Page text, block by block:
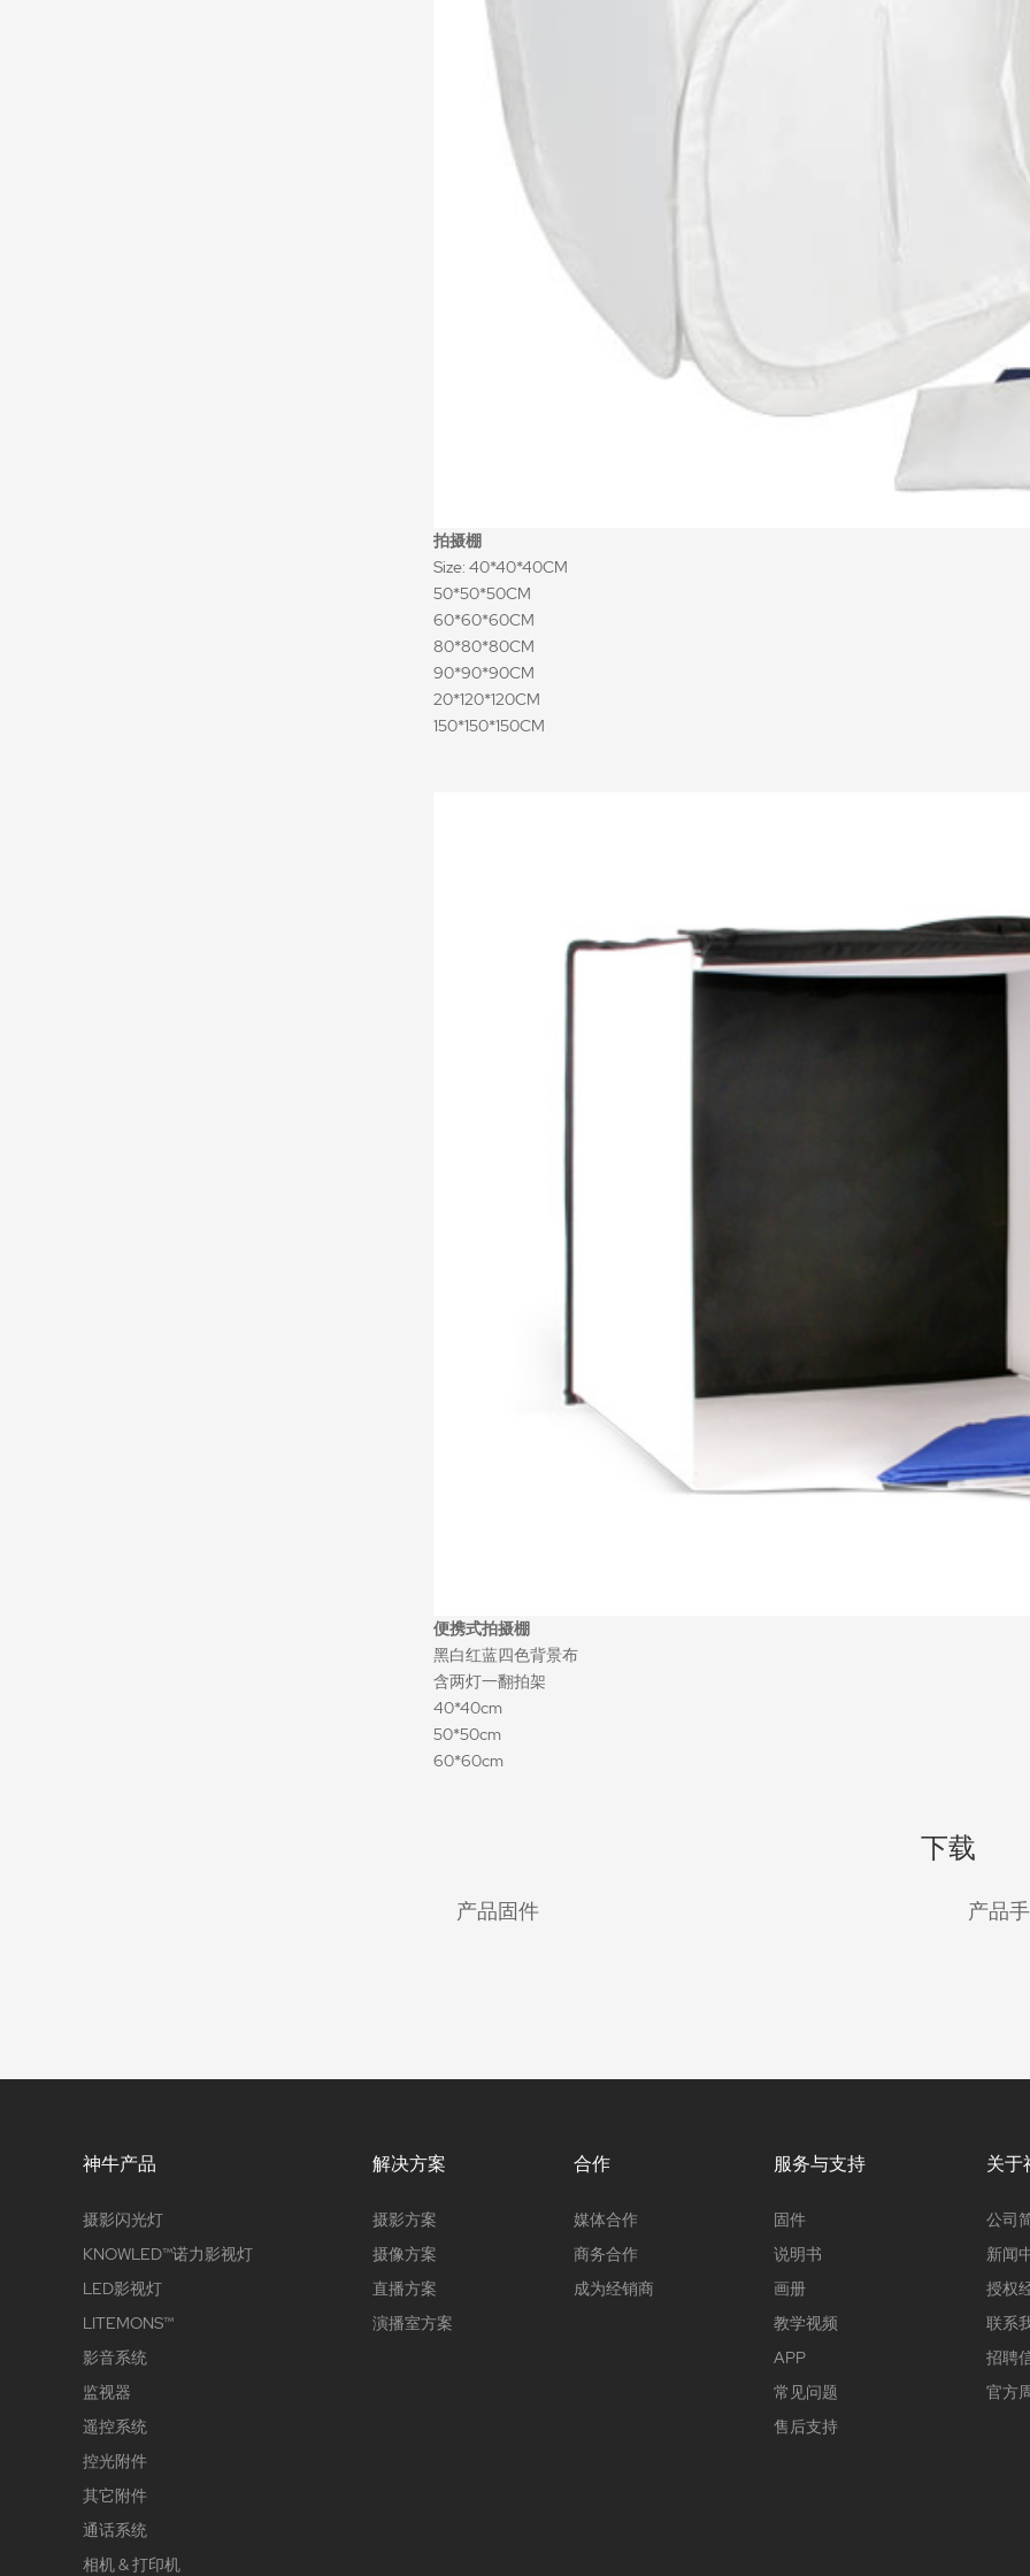
拍摄棚
Size: 40*40*40CM
50*50*50CM
60*60*60CM
80*80*80CM
90*90*90CM
20*120*120CM
150*150*150CM
便携式拍摄棚
黑白红蓝四色背景布
含两灯一翻拍架
40*40cm
50*50cm
60*60cm
下载
产品固件 产品
神牛产品
摄影闪光灯
KNOWLED™诺力影视灯
LED影视灯
LITEMONS™
影音系统
监视器
遥控系统
控光附件
其它附件
通话系统
相机 & 打印机
解决方案
摄影方案
摄像方案
直播方案
演播室方案
合作
媒体合作
商务合作
成为经销商
服务与支持
固件
说明书
画册
教学视频
APP
常见问题
售后支持
关于
公司
新闻
授权
联系
招聘
官方